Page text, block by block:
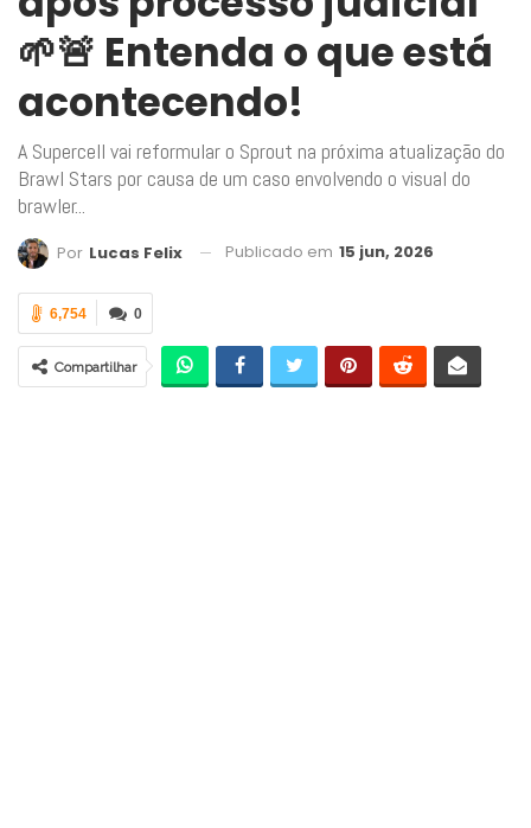
🌱🚨 Entenda o que está
acontecendo!
A Supercell vai reformular o Sprout na próxima atualização do
Brawl Stars por causa de um caso envolvendo o visual do
brawler...
Por Lucas Felix Publicado em 15 jun, 2026
0
6,754
Compartilhar